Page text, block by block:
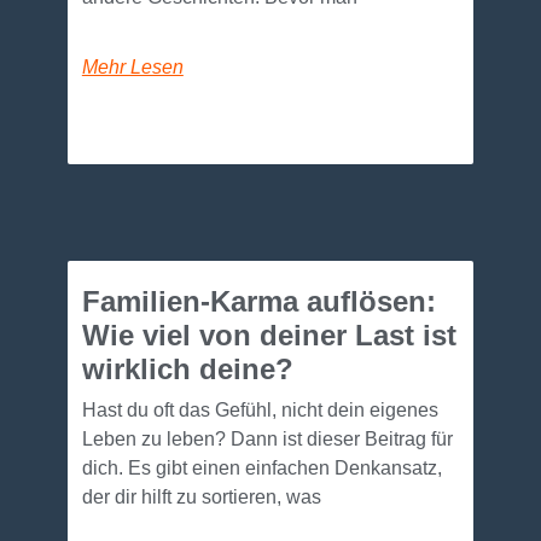
Mehr Lesen
Familien-Karma auflösen:
Wie viel von deiner Last ist
wirklich deine?
Hast du oft das Gefühl, nicht dein eigenes
Leben zu leben? Dann ist dieser Beitrag für
dich. Es gibt einen einfachen Denkansatz,
der dir hilft zu sortieren, was